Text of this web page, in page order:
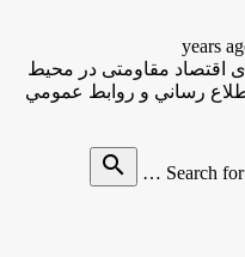
اقتصاد مقاومتی در محیط
رساني و روابط عمومي
Search for
search